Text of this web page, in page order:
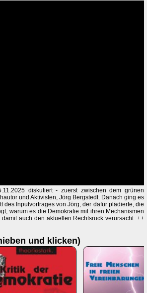
diskutiert - zuerst zwischen dem grünen
und Aktivisten, Jörg Bergstedt. Danach ging es
des Inputvortrages von Jörg, der dafür plädierte, die
warum es die Demokratie mit ihren Mechanismen
auch den aktuellen Rechtsruck verursacht. ++
und klicken)